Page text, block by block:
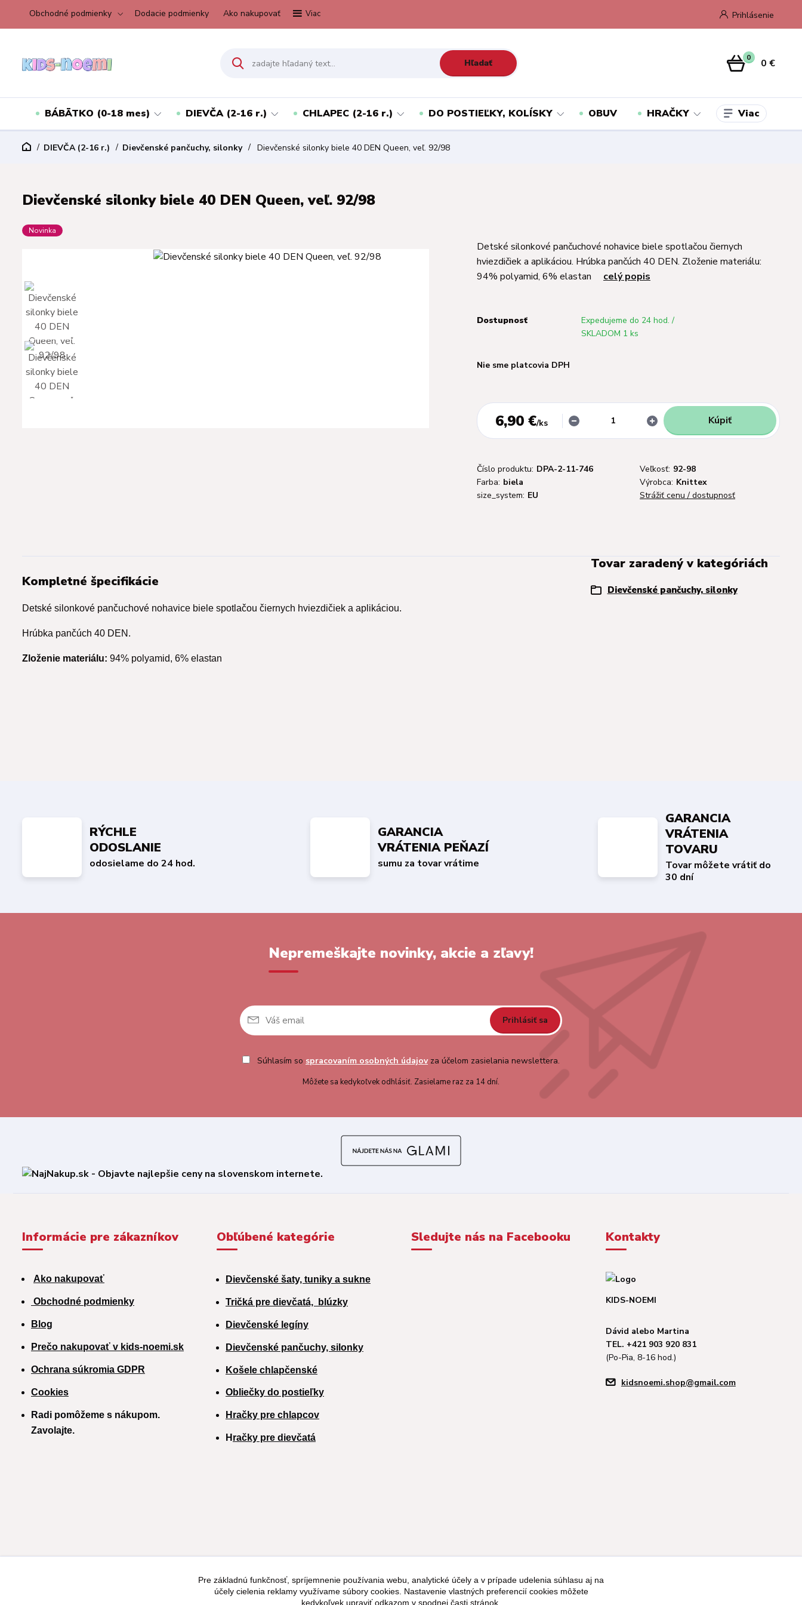
Obchodné podmienky Dodacie podmienky Ako nakupovať Viac Prihlásenie
Hľadať 0 0 €
BÁBÄTKO (0-18 mes) DIEVČA (2-16 r.) CHLAPEC (2-16 r.) DO POSTIEĽKY, KOLÍSKY OBUV HRAČKY Viac
DIEVČA (2-16 r.) Dievčenské pančuchy, silonky Dievčenské silonky biele 40 DEN Queen, veľ. 92/98
Dievčenské silonky biele 40 DEN Queen, veľ. 92/98
Novinka
Detské silonkové pančuchové nohavice biele spotlačou čiernych
hviezdičiek a aplikáciou. Hrúbka pančúch 40 DEN. Zloženie materiálu:
94% polyamid, 6% elastan celý popis
Dostupnosť
Expedujeme do 24 hod. /
SKLADOM 1 ks
Nie sme platcovia DPH
6,90 €/ks Kúpiť
Číslo produktu: DPA-2-11-746 Veľkosť: 92-98
Farba: biela Výrobca: Knittex
size_system: EU Strážiť cenu / dostupnosť
Kompletné špecifikácie
Detské silonkové pančuchové nohavice biele spotlačou čiernych hviezdičiek a aplikáciou.
Hrúbka pančúch 40 DEN.
Zloženie materiálu: 94% polyamid, 6% elastan
Tovar zaradený v kategóriách
Dievčenské pančuchy, silonky
RÝCHLE
ODOSLANIE
odosielame do 24 hod.
GARANCIA
VRÁTENIA PEŇAZÍ
sumu za tovar vrátime
GARANCIA
VRÁTENIA
TOVARU
Tovar môžete vrátiť do
30 dní
Nepremeškajte novinky, akcie a zľavy!
Prihlásiť sa
Súhlasím so spracovaním osobných údajovza účelom zasielania newslettera.
Môžete sa kedykoľvek odhlásiť. Zasielame raz za 14 dní.
Informácie pre zákazníkov
Ako nakupovať
Obchodné podmienky
Blog
Prečo nakupovať v kids-noemi.sk
Ochrana súkromia GDPR
Cookies
Radi pomôžeme s nákupom.
Zavolajte.
Obľúbené kategórie
Dievčenské šaty, tuniky a sukne
Tričká pre dievčatá, blúzky
Dievčenské legíny
Dievčenské pančuchy, silonky
Košele chlapčenské
Obliečky do postieľky
Hračky pre chlapcov
H račky pre dievčatá
Sledujte nás na Facebooku Kontakty
KIDS-NOEMI
Dávid alebo Martina
TEL. +421 903 920 831
(Po-Pia, 8-16 hod.)
kidsnoemi.shop@gmail.com
Pre základnú funkčnosť, spríjemnenie používania webu, analytické účely a v prípade udelenia súhlasu aj na
účely cielenia reklamy využívame súbory cookies. Nastavenie vlastných preferencií cookies môžete
kedykoľvek upraviť odkazom v spodnej časti stránok.